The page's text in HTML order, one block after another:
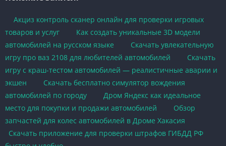
Акциз контроль сканер онлайн для проверки игровых
товаров и услуг
Как создать уникальные 3D модели
автомобилей на русском языке
Скачать увлекательную
игру про ваз 2108 для любителей автомобилей
Скачать
игру с краш-тестом автомобилей — реалистичные аварии и
экшен
Скачать бесплатно симулятор вождения
автомобилей по городу
Дром Яндекс как идеальное
место для покупки и продажи автомобилей
Обзор
запчастей для колес автомобилей в Дроме Хакасия
Скачать приложение для проверки штрафов ГИБДД РФ